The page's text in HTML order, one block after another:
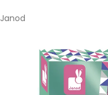
Janod